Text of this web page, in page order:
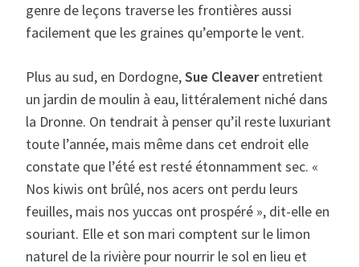
genre de leçons traverse les frontières aussi
facilement que les graines qu’emporte le vent.
Plus au sud, en Dordogne,Sue Cleaverentretient
un jardin de moulin à eau, littéralement niché dans
la Dronne. On tendrait à penser qu’il reste luxuriant
toute l’année, mais même dans cet endroit elle
constate que l’été est resté étonnamment sec. «
Nos kiwis ont brûlé, nos acers ont perdu leurs
feuilles, mais nos yuccas ont prospéré », dit-elle en
souriant. Elle et son mari comptent sur le limon
naturel de la rivière pour nourrir le sol en lieu et